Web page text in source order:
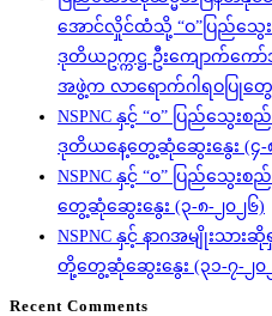
အောင်လှိုင်ထံသို့ “ဝ”ပြည်သွေ
ဒုတိယဥက္ကဋ္ဌ ဦးကျောက်က
အဖွဲ့က လာရောက်ဂါရဝပြုတွ
NSPNC နှင့် “ဝ” ပြည်သွေး
ဒုတိယနေ့တွေ့ဆုံဆွေးနွေး (၄-
NSPNC နှင့် “ဝ” ပြည်သွေး
တွေ့ဆုံဆွေးနွေး (၃-၈-၂၀၂၆)
NSPNC နှင့် နာဂအမျိုးသား
တို့တွေ့ဆုံဆွေးနွေး (၃၁-၇-၂၀
Recent Comments